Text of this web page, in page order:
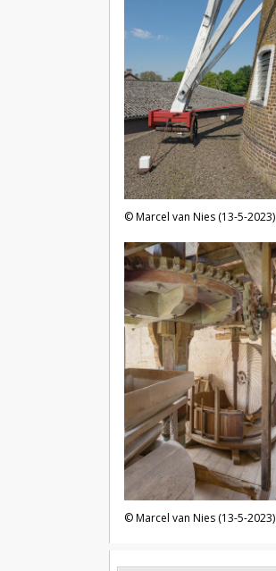
Marcel van Nies (13-5-2023)
Marcel van Nies (13-5-2023)